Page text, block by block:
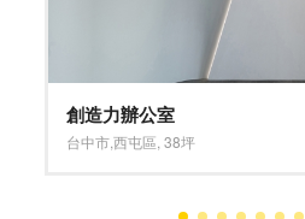
堅持淬鍊、極上品味
新竹縣,竹北市 ,75坪